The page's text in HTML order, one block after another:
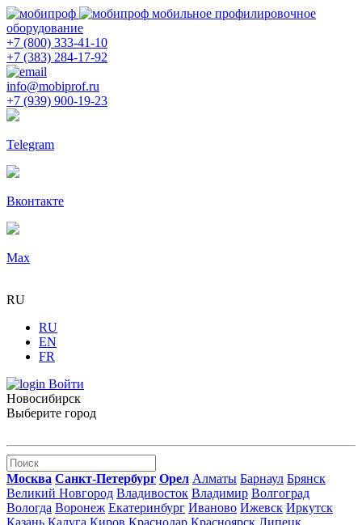
мобильное профилировочное
оборудование
+7 (800) 333-41-10
+7 (383) 284-17-92
info@mobiprof.ru
+7 (939) 900-19-23
Telegram
Вконтакте
Max
RU
RU
EN
FR
Войти
Новосибирск
Выберите город
Москва Санкт-Петербург Орел Алматы Барнаул Брянск
Великий Новгород Владивосток Владимир Волгоград
Вологда Воронеж Екатеринбург Иваново Ижевск Иркутск
Казань Калуга Киров Краснодар Красноярск Липецк